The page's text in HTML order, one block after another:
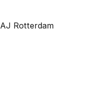
Rotterdam